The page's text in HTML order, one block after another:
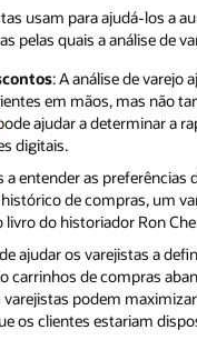
usam para ajudá-los a
pelas quais a análise de
: A análise de varejo
em mãos, mas não
ajudar a determinar a
digitais.
a entender as
de compras, um
do historiador Ron
ajudar os varejistas a
de compras
podem
os clientes estariam